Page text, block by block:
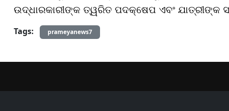
ଉଦ୍ଧାରକାରୀଙ୍କ ତ୍ୱରିତ ପଦକ୍ଷେପ ଏବଂ ଯାତ୍ରୀଙ୍କ
Tags:
prameyanews7